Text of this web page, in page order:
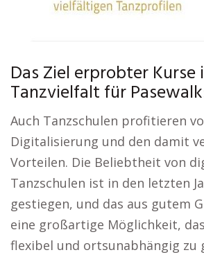
Das Ziel erprobter Kurse
Tanzvielfalt für
Auch Tanzschulen profitieren
Digitalisierung und den damit
Vorteilen. Die Beliebtheit von
Tanzschulen ist in den letzten
gestiegen, und das aus gutem
eine großartige Möglichkeit,
flexibel und ortsunabhängig zu